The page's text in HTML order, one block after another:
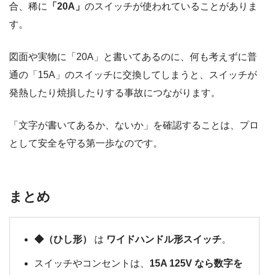
合、稀に
「20A」 のスイッチが使われていることがありま
す。
図面や実物に「20A」と書いてあるのに、何も考えずに普
通の「15A」のスイッチに交換してしまうと、スイッチが
発熱したり焼損したりする事故につながります。
「文字が書いてあるか、ないか」を確認することは、プロ
として安全を守る第一歩なのです。
まとめ
◆（ひし形） は ワイドハンドル形スイッチ。
スイッチやコンセントは、 15A 125V なら数字を